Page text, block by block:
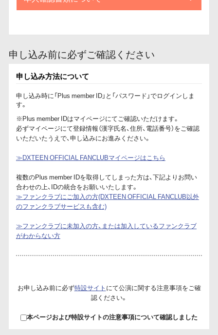
申し込み前に必ずご確認ください
申し込み方法について
申し込み時に「Plus member ID」と「パスワード」でログインしま
す。
※Plus member IDはマイページにてご確認いただけます。
必ずマイページにて登録情報（漢字氏名、住所、電話番号）をご確認
いただいたうえで、申し込みにお進みください。
≫DXTEEN OFFICIAL FANCLUBマイページはこちら
複数のPlus member IDを取得してしまった方は、下記よりお問い
合わせの上、IDの統合をお願いいたします。
≫ファンクラブにご加入の方(DXTEEN OFFICIAL FANCLUB以外
のファンクラブサービスも含む)
≫ファンクラブに未加入の方、または加入しているファンクラブ
がわからない方
お申し込み前に必ず特設サイト にて公演に関する注意事項をご確
認ください。
本ページおよび特設サイトの注意事項について確認しました